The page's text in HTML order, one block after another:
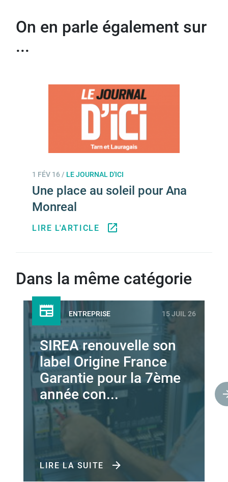
On en parle également sur
...
1 FÉV 16/ LE JOURNAL D'ICI
Une place au soleil pour Ana
Monreal
LIRE L'ARTICLE
Dans la même catégorie
ENTREPRISE 15 JUIL 26
SIREA renouvelle son
label Origine France
Garantie pour la 7ème
année con...
LIRE LA SUITE